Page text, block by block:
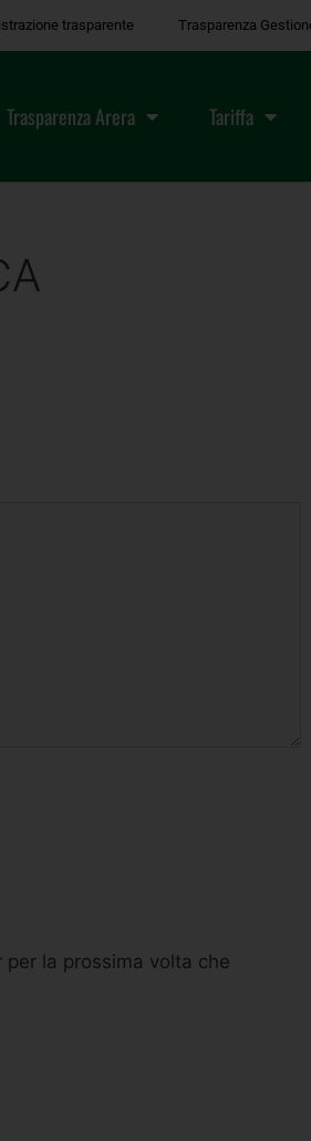
trasparente Trasparenza
Trasparenza Arera Tariffa
la prossima volta che